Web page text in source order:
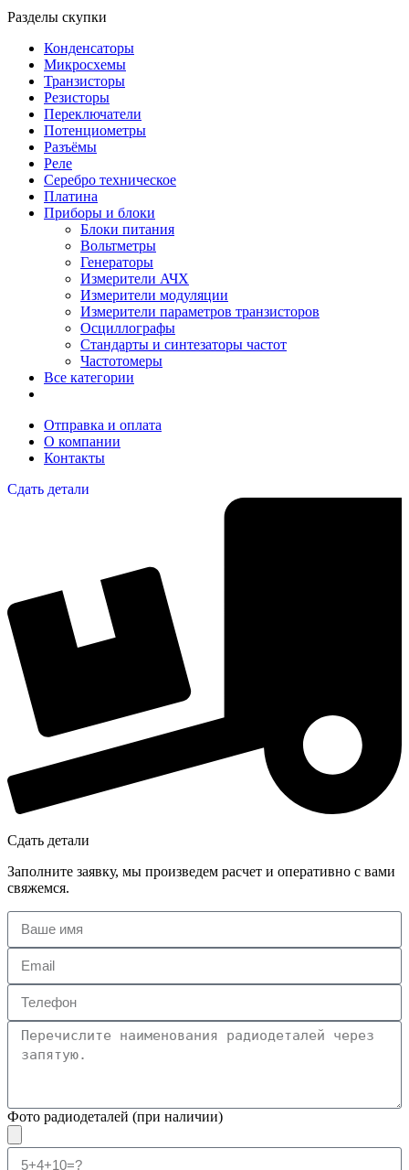
Разделы скупки
Конденсаторы
Микросхемы
Транзисторы
Резисторы
Переключатели
Потенциометры
Разъёмы
Реле
Серебро техническое
Платина
Приборы и блоки
Блоки питания
Вольтметры
Генераторы
Измерители АЧХ
Измерители модуляции
Измерители параметров транзисторов
Осциллографы
Стандарты и синтезаторы частот
Частотомеры
Все категории
Отправка и оплата
О компании
Контакты
Сдать детали
Сдать детали
Заполните заявку, мы произведем расчет и оперативно с вами
свяжемся.
Фото радиодеталей (при наличии)